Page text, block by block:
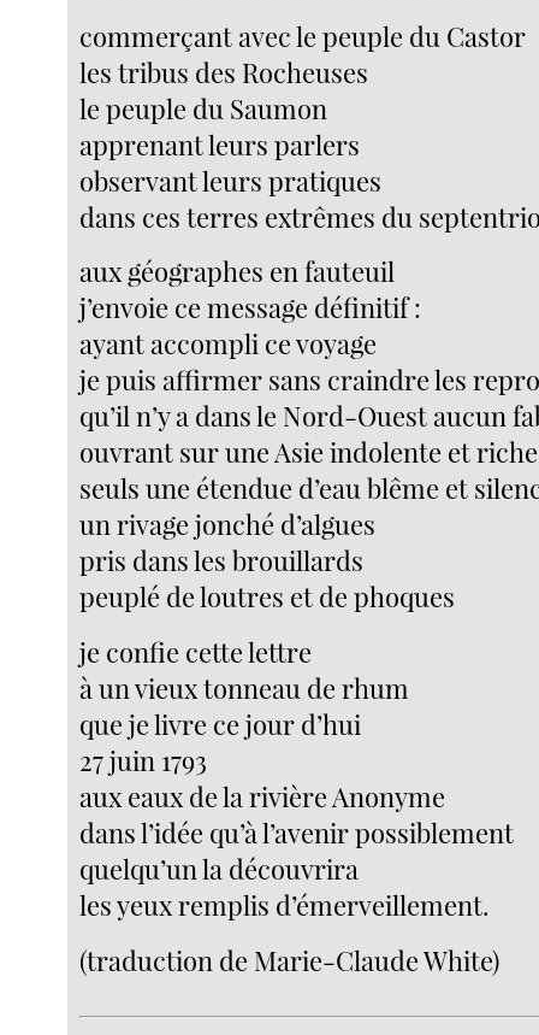
commerçant avec le peuple du Castor
les tribus des Rocheuses
le peuple du Saumon
apprenant leurs parlers
observant leurs pratiques
dans ces terres extrêmes du
aux géographes en fauteuil
j’envoie ce message définitif :
ayant accompli ce voyage
je puis affirmer sans craindre les
qu’il n’y a dans le Nord-Ouest aucun
ouvrant sur une Asie indolente et riche
seuls une étendue d’eau blême et
un rivage jonché d’algues
pris dans les brouillards
peuplé de loutres et de phoques
je confie cette lettre
à un vieux tonneau de rhum
que je livre ce jour d’hui
27 juin 1793
aux eaux de la rivière Anonyme
dans l’idée qu’à l’avenir possiblement
quelqu’un la découvrira
les yeux remplis d’émerveillement.
(traduction de Marie-Claude White)